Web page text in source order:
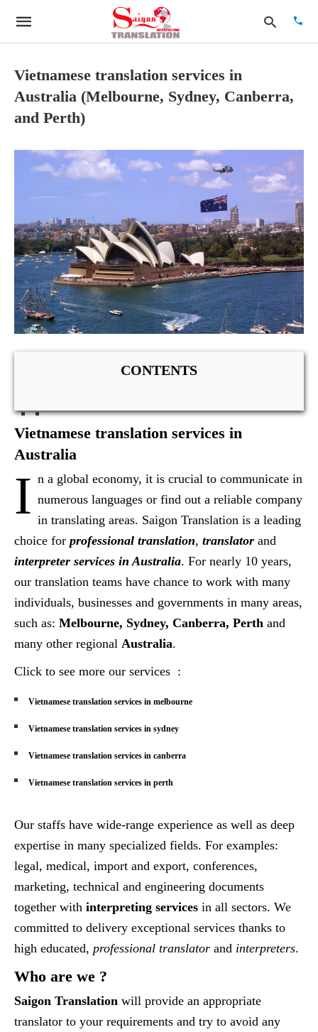
and
Vietnamese translation services in
Australia (Melbourne, Sydney, Canberra,
and Perth)
CONTENTS
Vietnamese translation services in
Australia
I n a global economy, it is crucial to communicate in
numerous languages or find out a reliable company
in translating areas. Saigon Translation is a leading
choice for professional translation, translator and
interpreter services in Australia. For nearly 10 years,
our translation teams have chance to work with many
individuals, businesses and governments in many areas,
such as: Melbourne, Sydney, Canberra, Perth and
many other regional Australia.
Click to see more our services :
Vietnamese translation services in melbourne
Vietnamese translation services in sydney
Vietnamese translation services in canberra
Vietnamese translation services in perth
Our staffs have wide-range experience as well as deep
expertise in many specialized fields. For examples:
legal, medical, import and export, conferences,
marketing, technical and engineering documents
together with interpreting services in all sectors. We
committed to delivery exceptional services thanks to
high educated, professional translator and interpreters.
Who are we ?
Saigon Translation will provide an appropriate
translator to your requirements and try to avoid any